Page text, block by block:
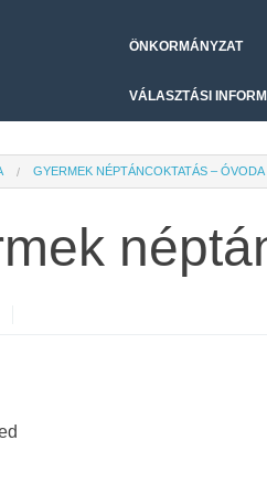
ÖNKORMÁNYZAT
VÁLASZTÁSI
GYERMEK NÉPTÁNCOKTATÁS – ÓVODA